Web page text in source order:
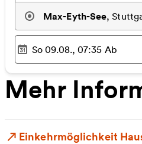
Max-Eyth-See,
Ausgewählter Zeitpunkt
So 09.08., 07:35 Ab
Mehr
Einkehrmöglichkeit